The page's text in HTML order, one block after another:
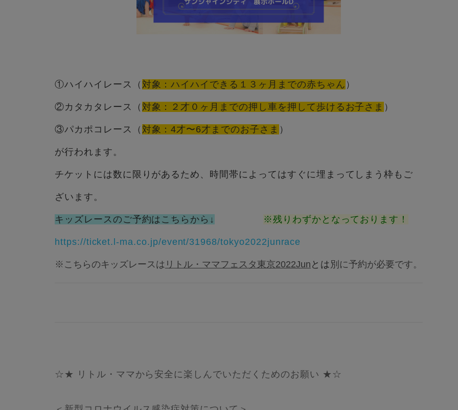
①ハイハイレース（ 対象：ハイハイできる１３ヶ月までの赤ちゃん ）
②カタカタレース（ 対象：２才０ヶ月までの押し車を押して歩けるお子さま ）
③パカポコレース（ 対象：4才〜6才までのお子さま ）
が行われます。
チケットには数に限りがあるため、時間帯によってはすぐに埋まってしまう枠もご
ざいます。
キッズレースのご予約はこちらから↓ ※残りわずかとなっております！
https://ticket.l-ma.co.jp/event/31968/tokyo2022junrace
※こちらのキッズレースは リトル・ママフェスタ東京2022Jun とは 別に予約が必要です。
☆★ リトル・ママから安全に楽しんでいただくためのお願い ★☆